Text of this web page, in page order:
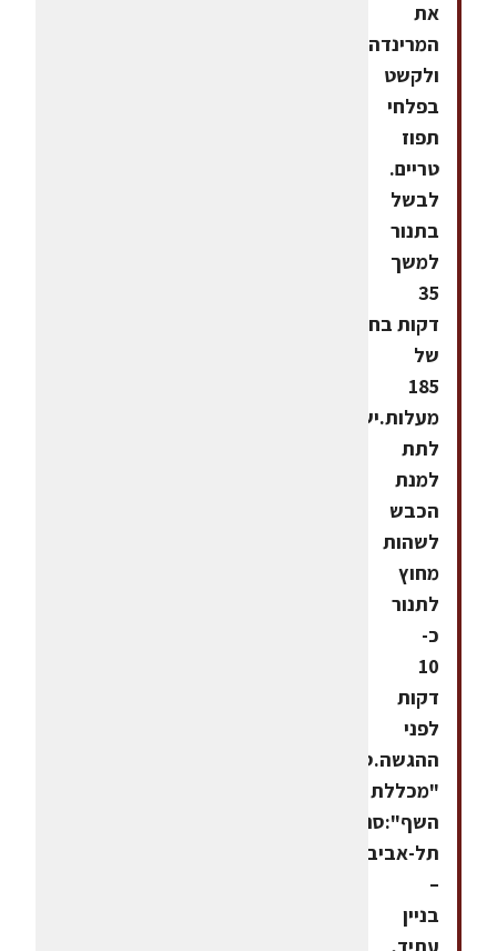
את
המרינדה
ולקשט
בפלחי
תפוז
טריים.
לבשל
בתנור
למשך
35
דקות בחום
של
185
מעלות.יש
לתת
למנת
הכבש
לשהות
מחוץ
לתנור
כ-
10
דקות
לפני
ההגשה.סניפי
"מכללת
השף":סניף
תל-אביב
–
בניין